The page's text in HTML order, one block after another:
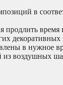
в
время
в нужное
из воздушных